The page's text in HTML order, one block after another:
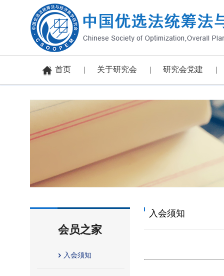
首页 关于研究会 研究会党建
会员之家
入会须知
入会须知